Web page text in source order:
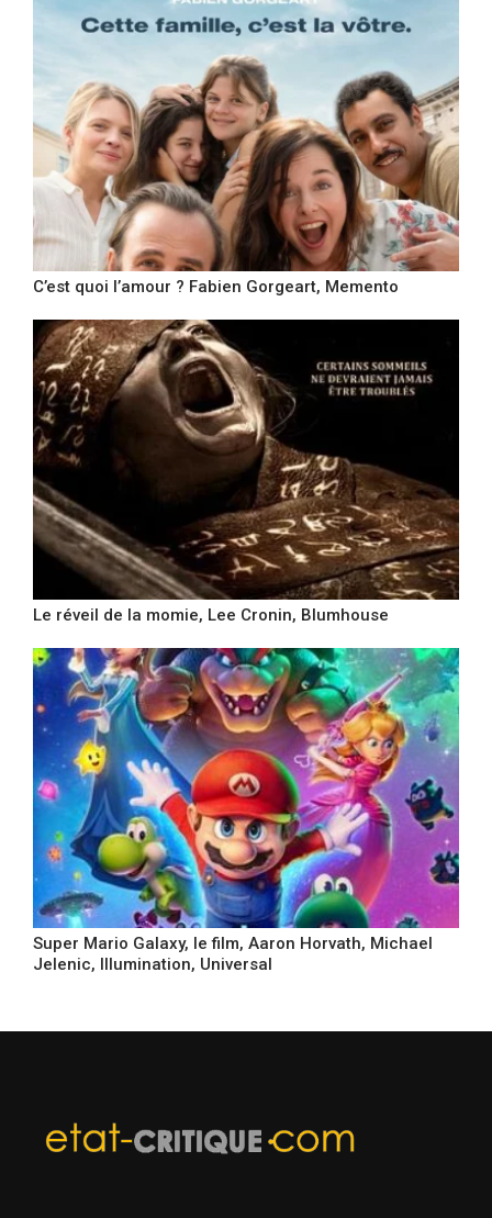
C’est quoi l’amour ? Fabien Gorgeart, Memento
Le réveil de la momie, Lee Cronin, Blumhouse
Super Mario Galaxy, le film, Aaron Horvath, Michael
Jelenic, Illumination, Universal